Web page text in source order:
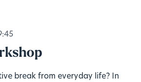
break from everyday life? In